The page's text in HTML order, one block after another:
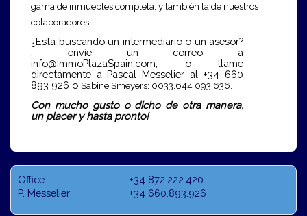
gama de inmueblescompleta, y también la de nuestros
colaboradores.
¿Está buscando un intermediario o un asesor?
, envíe un correo a
info@ImmoPlazaSpain.com , o llame
directamente a Pascal Messelier al +34 660
893 926 o Sabine Smeyers: 0033.644 093 636.
Con mucho gusto o dicho de otra manera,
un placer y hasta pronto!
Office:
+34 872.222.420
P. Messelier:
+34 660.893.926